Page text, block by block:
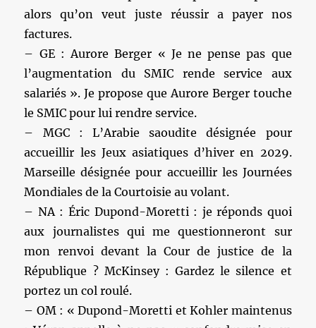
alors qu’on veut juste réussir a payer nos
factures.
– GE : Aurore Berger « Je ne pense pas que
l’augmentation du SMIC rende service aux
salariés ». Je propose que Aurore Berger touche
le SMIC pour lui rendre service.
– MGC : L’Arabie saoudite désignée pour
accueillir les Jeux asiatiques d’hiver en 2029.
Marseille désignée pour accueillir les Journées
Mondiales de la Courtoisie au volant.
– NA : Éric Dupond-Moretti : je réponds quoi
aux journalistes qui me questionneront sur
mon renvoi devant la Cour de justice de la
République ? McKinsey : Gardez le silence et
portez un col roulé.
– OM : « Dupond-Moretti et Kohler maintenus